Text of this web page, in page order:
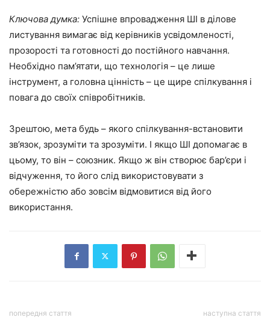
Ключова думка: Успішне впровадження ШІ в ділове
листування вимагає від керівників усвідомленості,
прозорості та готовності до постійного навчання.
Необхідно пам’ятати, що технологія – це лише
інструмент, а головна цінність – це щире спілкування і
повага до своїх співробітників.
Зрештою, мета будь – якого спілкування-встановити
зв’язок, зрозуміти та зрозуміти. І якщо ШІ допомагає в
цьому, то він – союзник. Якщо ж він створює бар’єри і
відчуження, то його слід використовувати з
обережністю або зовсім відмовитися від його
використання.
попередня стаття наступна стаття